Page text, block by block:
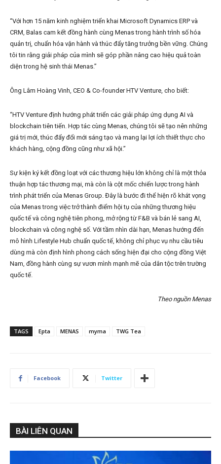
“Với hơn 15 năm kinh nghiệm triển khai Microsoft Dynamics ERP và
CRM, Balas cam kết đồng hành cùng Menas trong hành trình số hóa
quản trị, chuẩn hóa vận hành và thúc đẩy tăng trưởng bền vững. Chúng
tôi tin rằng giải pháp của mình sẽ góp phần nâng cao hiệu quả toàn
diện trong hệ sinh thái Menas.”
Ông Lâm Hoàng Vinh, CEO & Co-founder HTV Venture, cho biết:
“HTV Venture định hướng phát triển các giải pháp ứng dụng AI và
blockchain tiên tiến. Hợp tác cùng Menas, chúng tôi sẽ tạo nên những
giá trị mới, thúc đẩy đổi mới sáng tạo và mang lại lợi ích thiết thực cho
khách hàng, cộng đồng cũng như xã hội.”
Sự kiện ký kết đồng loạt với các thương hiệu lớn không chỉ là một thỏa
thuận hợp tác thương mại, mà còn là cột mốc chiến lược trong hành
trình phát triển của Menas Group. Đây là bước đi thể hiện rõ khát vọng
của Menas trong việc trở thành điểm hội tụ của những thương hiệu
quốc tế và công nghệ tiên phong, mở rộng từ F&B và bán lẻ sang AI,
blockchain và công nghệ số. Với tầm nhìn dài hạn, Menas hướng đến
mô hình Lifestyle Hub chuẩn quốc tế, không chỉ phục vụ nhu cầu tiêu
dùng mà còn định hình phong cách sống hiện đại cho cộng đồng Việt
Nam, đồng hành cùng sự vươn mình mạnh mẽ của dân tộc trên trường
quốc tế.
Theo nguồn Menas
TAGS Epta MENAS myma TWG Tea
Facebook Twitter
BÀI LIÊN QUAN